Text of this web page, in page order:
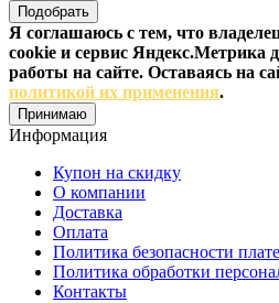
Подобрать
Я соглашаюсь с тем, что
cookie и сервис Яндекс.Метрика
работы на сайте. Оставаясь на
политикой их применения.
Принимаю
Информация
Купон на скидку
О компании
Доставка
Оплата
Политика безопасности
Политика обработки
Контакты